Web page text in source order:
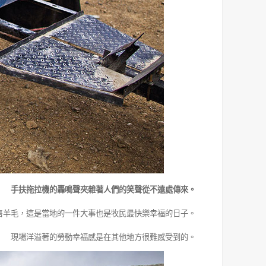
手扶拖拉機的轟鳴聲夾雜著人們的笑聲從不遠處傳來。
羊毛，這是當地的一件大事也是牧民最快樂幸福的日子。
現場洋溢著的勞動幸福感是在其他地方很難感受到的。